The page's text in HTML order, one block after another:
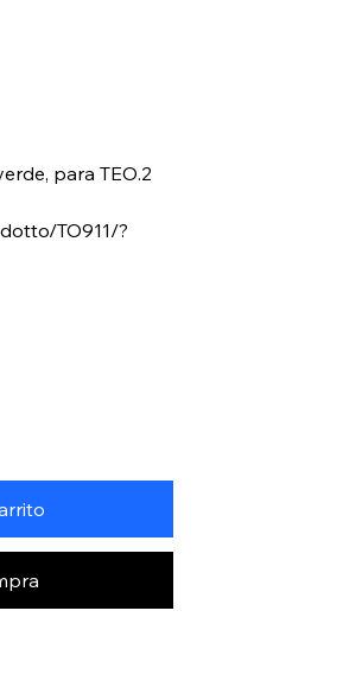
para TEO.2
TO911/?